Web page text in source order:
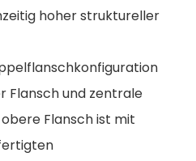
hoher struktureller
Flansch und zentrale
Flansch ist mit